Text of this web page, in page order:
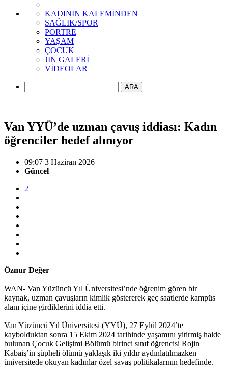
KADININ KALEMİNDEN
SAĞLIK/SPOR
PORTRE
YAŞAM
ÇOCUK
JIN GALERİ
VİDEOLAR
ARA
Van YYÜ’de uzman çavuş iddiası: Kadın
öğrenciler hedef alınıyor
09:07 3 Haziran 2026
Güncel
2
|
Öznur Değer
WAN- Van Yüzüncü Yıl Üniversitesi’nde öğrenim gören bir
kaynak, uzman çavuşların kimlik göstererek geç saatlerde kampüs
alanı içine girdiklerini iddia etti.
Van Yüzüncü Yıl Üniversitesi (YYÜ), 27 Eylül 2024’te
kaybolduktan sonra 15 Ekim 2024 tarihinde yaşamını yitirmiş halde
bulunan Çocuk Gelişimi Bölümü birinci sınıf öğrencisi Rojin
Kabaiş’in şüpheli ölümü yaklaşık iki yıldır aydınlatılmazken
üniversitede okuyan kadınlar özel savaş politikalarının hedefinde.